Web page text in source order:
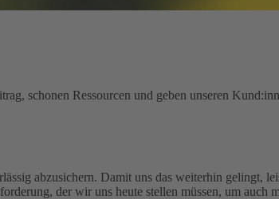
schonen Ressourcen und geben unseren
abzusichern. Damit uns das weiterhin gelingt,
der wir uns heute stellen müssen, um auch